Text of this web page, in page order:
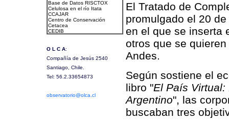
El Tratado de
promulgado el 20
en el que se inserta
otros que se
Andes.
Según sostiene el
libro "El País Virtual:
Argentino", las
buscaban tres